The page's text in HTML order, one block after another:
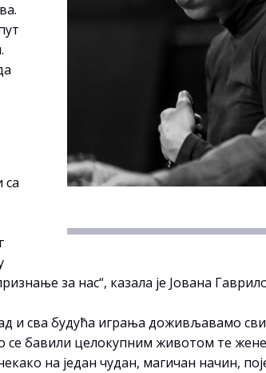
са
за нас“, казала је Јована
и сва будућа играња доживљавамо
се бавили целокупним животом те
на један чудан, магичан начин,